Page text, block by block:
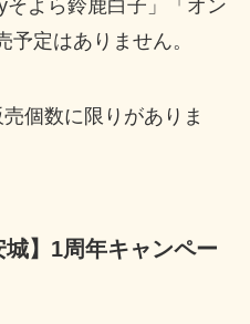
そよら鈴鹿白子」「オン
予定はありません。
個数に限りがありま
】1周年キャンペー